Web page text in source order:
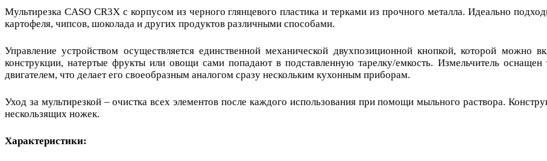
Мультирезка CASO CR3X с корпусом из черного глянцевого пластика и терками из прочного металла. Идеально
картофеля, чипсов, шоколада и других продуктов различными способами.
Управление устройством осуществляется единственной механической двухпозиционной кнопкой, которой можно
конструкции, натертые фрукты или овощи сами попадают в подставленную тарелку/емкость. Измельчитель
двигателем, что делает его своеобразным аналогом сразу нескольким кухонным приборам.
Уход за мультирезкой – очистка всех элементов после каждого использования при помощи мыльного раствора.
нескользящих ножек.
Характеристики: